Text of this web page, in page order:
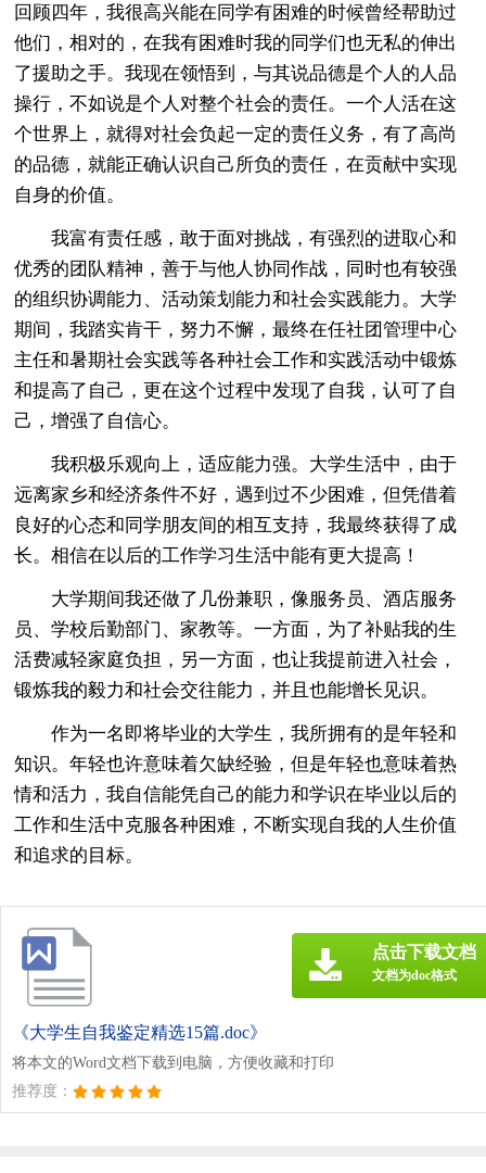
回顾四年，我很高兴能在同学有困难的时候曾经帮助过
他们，相对的，在我有困难时我的同学们也无私的伸出
了援助之手。我现在领悟到，与其说品德是个人的人品
操行，不如说是个人对整个社会的责任。一个人活在这
个世界上，就得对社会负起一定的责任义务，有了高尚
的品德，就能正确认识自己所负的责任，在贡献中实现
自身的价值。
我富有责任感，敢于面对挑战，有强烈的进取心和
优秀的团队精神，善于与他人协同作战，同时也有较强
的组织协调能力、活动策划能力和社会实践能力。大学
期间，我踏实肯干，努力不懈，最终在任社团管理中心
主任和暑期社会实践等各种社会工作和实践活动中锻炼
和提高了自己，更在这个过程中发现了自我，认可了自
己，增强了自信心。
我积极乐观向上，适应能力强。大学生活中，由于
远离家乡和经济条件不好，遇到过不少困难，但凭借着
良好的心态和同学朋友间的相互支持，我最终获得了成
长。相信在以后的工作学习生活中能有更大提高！
大学期间我还做了几份兼职，像服务员、酒店服务
员、学校后勤部门、家教等。一方面，为了补贴我的生
活费减轻家庭负担，另一方面，也让我提前进入社会，
锻炼我的毅力和社会交往能力，并且也能增长见识。
作为一名即将毕业的大学生，我所拥有的是年轻和
知识。年轻也许意味着欠缺经验，但是年轻也意味着热
情和活力，我自信能凭自己的能力和学识在毕业以后的
工作和生活中克服各种困难，不断实现自我的人生价值
和追求的目标。
《大学生自我鉴定精选15篇.doc》
将本文的Word文档下载到电脑，方便收藏和打印
推荐度：
点击下载文档
文档为doc格式